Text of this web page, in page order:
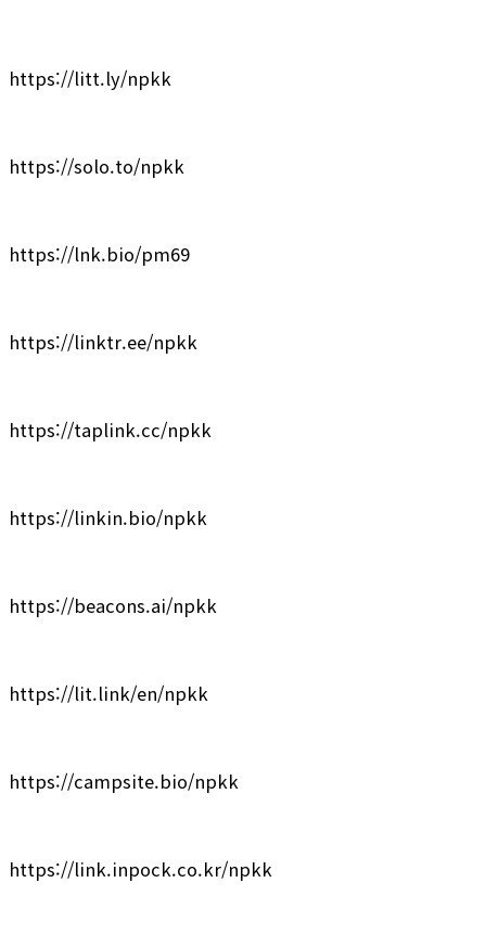
https://litt.ly/npkk
https://solo.to/npkk
https://lnk.bio/pm69
https://linktr.ee/npkk
https://taplink.cc/npkk
https://linkin.bio/npkk
https://beacons.ai/npkk
https://lit.link/en/npkk
https://campsite.bio/npkk
https://link.inpock.co.kr/npkk